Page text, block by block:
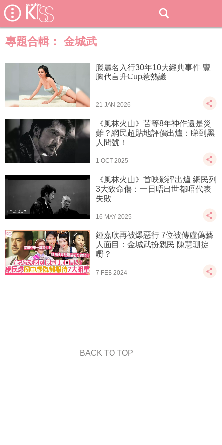
專題合輯： 金城武
滕麗名入行30年10大經典事件 豐
胸代言升Cup惹熱議
21 JAN 2026
《風林火山》苦等8年神作還是災
難？網民超貼地評價出爐：睇到黑
人問號！
1 OCT 2025
《風林火山》首映影評出爐 網民列
3大致命傷：一日唔出世都唔代表
失敗
16 MAY 2025
鍾嘉欣再被爆惡行 7位被傳虛偽藝
人面目：金城武扮親民 陳慧珊掟
嘢？
7 FEB 2024
BACK TO TOP